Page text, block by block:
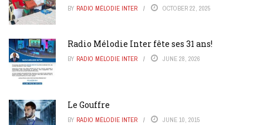
BY RADIO MÉLODIE INTER OCTOBER 22, 2025
Radio Mélodie Inter fête ses 31 ans!
BY RADIO MÉLODIE INTER JUNE 28, 2026
Le Gouffre
BY RADIO MÉLODIE INTER JUNE 10, 2015